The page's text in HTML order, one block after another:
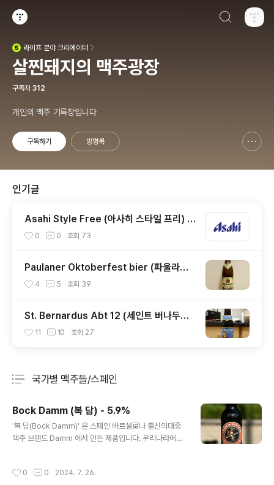
라이프분야 크리에이터
살찐돼지의 맥주광장
구독자 312
개인의 맥주 기록장입니다
구독하기 방명록
인기글
Asahi Style Free (아사히 스타일 프리) -
4.0%
0 0 조회 73
Paulaner Oktoberfest bier (파울라너
옥토버페스트 비어) - 6.0%
4 5 조회 39
St. Bernardus Abt 12 (세인트 버나두스
Abt 12) - 10.5%
11 10 조회 27
국가별 맥주들/스페인
Bock Damm (복 담) - 5.9%
'복 담(Bock Damm)' 은 스페인 바르셀로나 출신의대중
맥주 브랜드 Damm 에서 만든 제품입니다. 우리나라에서
는 대중맥주 시장에서도 수요가 높은 편이지만오늘 시음
0 0 2024. 7. 26.